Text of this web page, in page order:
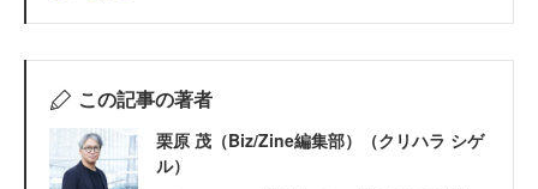
この記事の著者
栗原 茂（Biz/Zine編集部）（クリハラ シゲ
ル）